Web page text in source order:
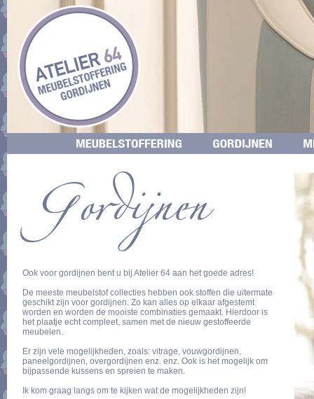
Ook voor gordijnen bent u bij Atelier 64 aan het goede adres!
De meeste meubelstof collecties hebben ook stoffen die uitermate
geschikt zijn voor gordijnen. Zo kan alles op elkaar afgestemt
worden en worden de mooiste combinaties gemaakt. Hierdoor is
het plaatje echt compleet, samen met de nieuw gestoffeerde
meubelen.
Er zijn vele mogelijkheden, zoals: vitrage, vouwgordijnen,
paneelgordijnen, overgordijnen enz. enz. Ook is het mogelijk om
bijpassende kussens en spreien te maken.
Ik kom graag langs om te kijken wat de mogelijkheden zijn!